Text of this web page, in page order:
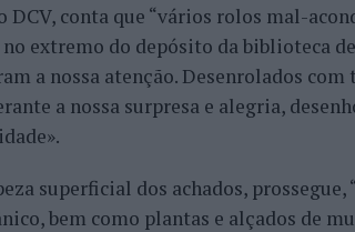
DCV, conta que “vários rolos mal-
extremo do depósito da biblioteca
a nossa atenção. Desenrolados
a nossa surpresa e alegria,
superficial dos achados,
bem como plantas e alçados de